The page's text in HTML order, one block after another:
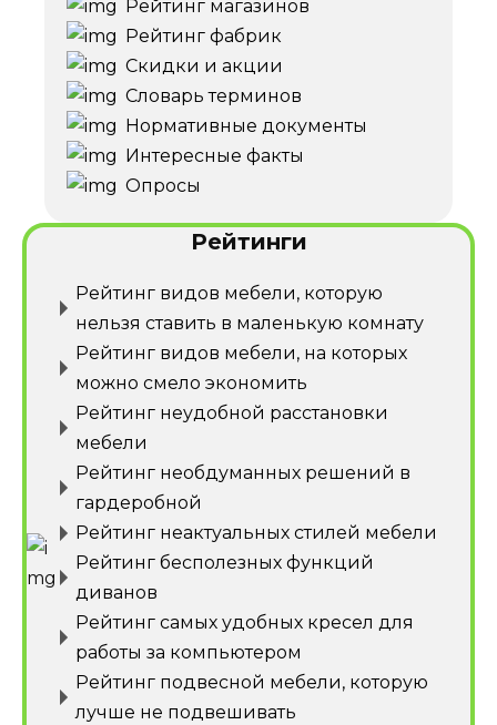
Рейтинг магазинов
Рейтинг фабрик
Скидки и акции
Словарь терминов
Нормативные документы
Интересные факты
Опросы
Рейтинги
Рейтинг видов мебели, которую
нельзя ставить в маленькую комнату
Рейтинг видов мебели, на которых
можно смело экономить
Рейтинг неудобной расстановки
мебели
Рейтинг необдуманных решений в
гардеробной
Рейтинг неактуальных стилей мебели
Рейтинг бесполезных функций
диванов
Рейтинг самых удобных кресел для
работы за компьютером
Рейтинг подвесной мебели, которую
лучше не подвешивать